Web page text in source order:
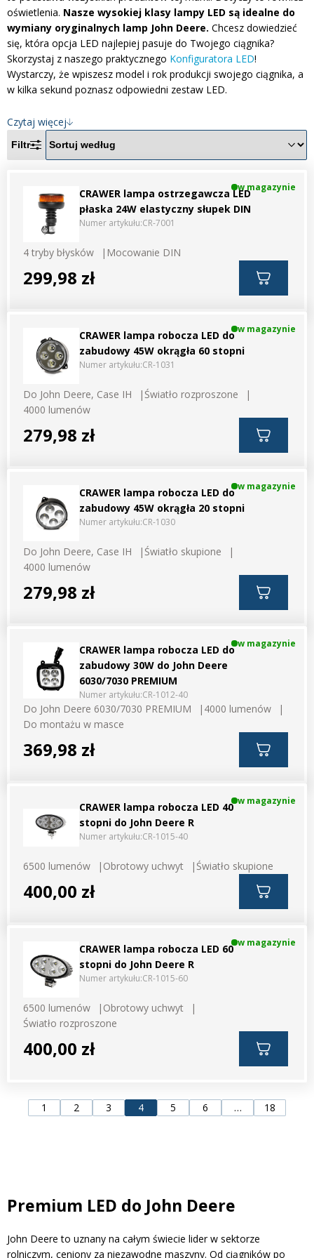
Często zadawane pytania
Kontakt
Bezpłatny projekt oświetlenia
O firmie
AgraLED Blog
info@agraled.pl
+48 723 353 044
Inne akcesoria
Często zadawane pytania
Kontakt
Sprawdź wszystko
oświetlenia. Nasze wysokiej klasy lampy LED są idealne do
wymiany oryginalnych lamp John Deere. Chcesz dowiedzieć
się, która opcja LED najlepiej pasuje do Twojego ciągnika?
Skorzystaj z naszego praktycznego Konfiguratora LED!
Wystarczy, że wpiszesz model i rok produkcji swojego ciągnika, a
w kilka sekund poznasz odpowiedni zestaw LED.
Czytaj więcej
Filtr
CRAWER lampa ostrzegawcza LED
płaska 24W elastyczny słupek DIN
Numer artykułu:CR-7001
w magazynie
4 tryby błysków Mocowanie DIN
299,98 zł
CRAWER lampa robocza LED do
zabudowy 45W okrągła 60 stopni
Numer artykułu:CR-1031
w magazynie
Do John Deere, Case IH
Światło rozproszone
4000 lumenów
279,98 zł
CRAWER lampa robocza LED do
zabudowy 45W okrągła 20 stopni
Numer artykułu:CR-1030
w magazynie
Do John Deere, Case IH
Światło skupione
4000 lumenów
279,98 zł
CRAWER lampa robocza LED do
zabudowy 30W do John Deere
6030/7030 PREMIUM
Numer artykułu:CR-1012-40
w magazynie
Do John Deere 6030/7030 PREMIUM
4000 lumenów
Do montażu w masce
369,98 zł
CRAWER lampa robocza LED 40
stopni do John Deere R
Numer artykułu:CR-1015-40
w magazynie
6500 lumenów Obrotowy uchwyt Światło skupione
400,00 zł
CRAWER lampa robocza LED 60
stopni do John Deere R
Numer artykułu:CR-1015-60
w magazynie
6500 lumenów
Obrotowy uchwyt
Światło rozproszone
400,00 zł
1 2 3 4 5 6 … 18
Premium LED do John Deere
John Deere to uznany na całym świecie lider w sektorze
rolniczym, ceniony za niezawodne maszyny. Od ciągników po